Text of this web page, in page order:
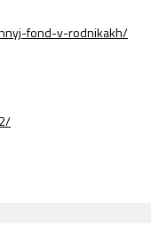
fond-v-rodnikakh/